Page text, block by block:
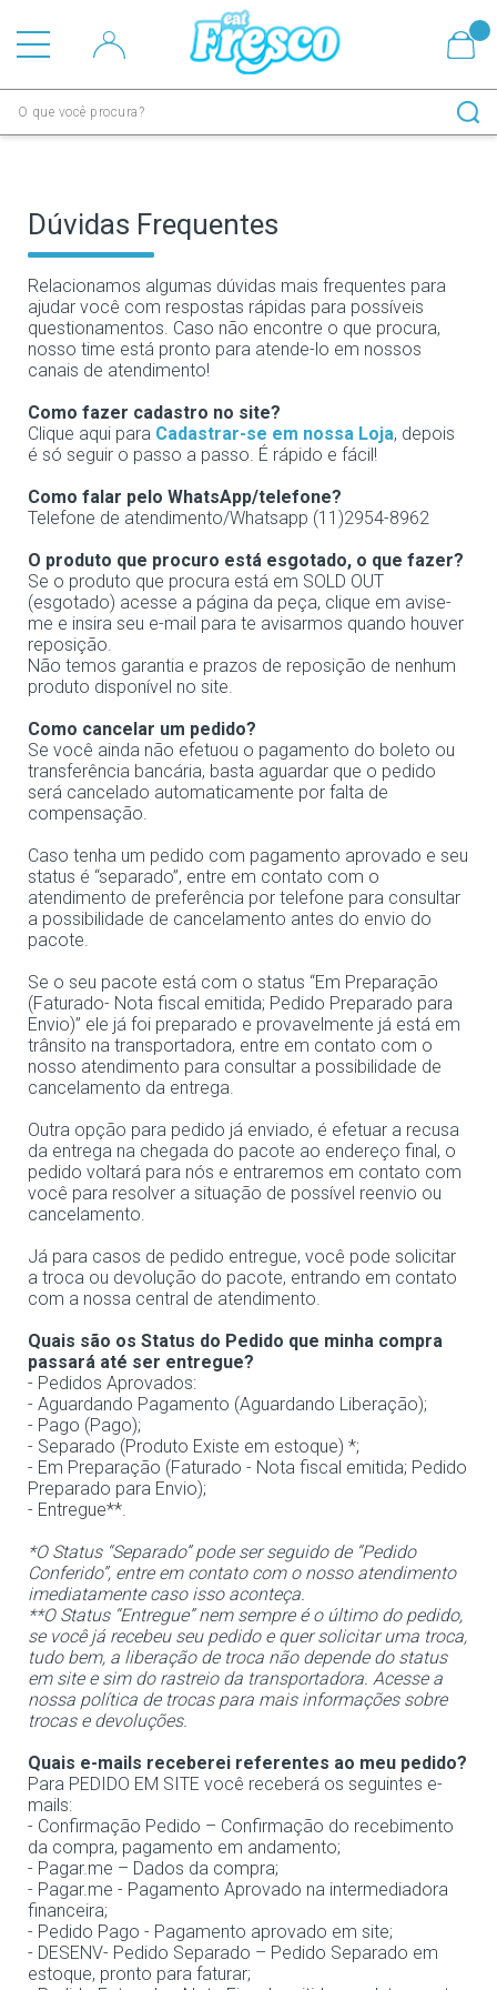
Dúvidas Frequentes
Relacionamos algumas dúvidas mais frequentes para
ajudar você com respostas rápidas para possíveis
questionamentos. Caso não encontre o que procura,
nosso time está pronto para atende-lo em nossos
canais de atendimento!
Como fazer cadastro no site?
Clique aqui para Cadastrar-se em nossa Loja, depois
é só seguir o passo a passo. É rápido e fácil!
Como falar pelo WhatsApp/telefone?
Telefone de atendimento/Whatsapp (11)2954-8962
O produto que procuro está esgotado, o que fazer?
Se o produto que procura está em SOLD OUT
(esgotado) acesse a página da peça, clique em avise-
me e insira seu e-mail para te avisarmos quando houver
reposição.
Não temos garantia e prazos de reposição de nenhum
produto disponível no site.
Como cancelar um pedido?
Se você ainda não efetuou o pagamento do boleto ou
transferência bancária, basta aguardar que o pedido
será cancelado automaticamente por falta de
compensação.
Caso tenha um pedido com pagamento aprovado e seu
status é “separado”, entre em contato com o
atendimento de preferência por telefone para consultar
a possibilidade de cancelamento antes do envio do
pacote.
Se o seu pacote está com o status “Em Preparação
(Faturado- Nota fiscal emitida; Pedido Preparado para
Envio)” ele já foi preparado e provavelmente já está em
trânsito na transportadora, entre em contato com o
nosso atendimento para consultar a possibilidade de
cancelamento da entrega.
Outra opção para pedido já enviado, é efetuar a recusa
da entrega na chegada do pacote ao endereço final, o
pedido voltará para nós e entraremos em contato com
você para resolver a situação de possível reenvio ou
cancelamento.
Já para casos de pedido entregue, você pode solicitar
a troca ou devolução do pacote, entrando em contato
com a nossa central de atendimento.
Quais são os Status do Pedido que minha compra
passará até ser entregue?
- Pedidos Aprovados:
- Aguardando Pagamento (Aguardando Liberação);
- Pago (Pago);
- Separado (Produto Existe em estoque) *;
- Em Preparação (Faturado - Nota fiscal emitida; Pedido
Preparado para Envio);
- Entregue**.
*O Status “Separado” pode ser seguido de “Pedido
Conferido”, entre em contato com o nosso atendimento
imediatamente caso isso aconteça.
**O Status “Entregue” nem sempre é o último do pedido,
se você já recebeu seu pedido e quer solicitar uma troca,
tudo bem, a liberação de troca não depende do status
em site e sim do rastreio da transportadora. Acesse a
nossa política de trocas para mais informações sobre
trocas e devoluções.
Quais e-mails receberei referentes ao meu pedido?
Para PEDIDO EM SITE você receberá os seguintes e-
mails:
- Confirmação Pedido – Confirmação do recebimento
da compra, pagamento em andamento;
- Pagar.me – Dados da compra;
- Pagar.me - Pagamento Aprovado na intermediadora
financeira;
- Pedido Pago - Pagamento aprovado em site;
- DESENV- Pedido Separado – Pedido Separado em
estoque, pronto para faturar;